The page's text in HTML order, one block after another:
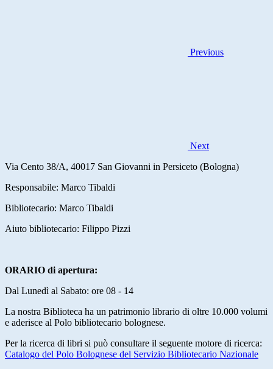
Previous
Next
Via Cento 38/A, 40017 San Giovanni in Persiceto (Bologna)
Responsabile: Marco Tibaldi
Bibliotecario: Marco Tibaldi
Aiuto bibliotecario: Filippo Pizzi
ORARIO di apertura:
Dal Lunedì al Sabato: ore 08 - 14
La nostra Biblioteca ha un patrimonio librario di oltre 10.000 volumi
e aderisce al Polo bibliotecario bolognese.
Per la ricerca di libri si può consultare il seguente motore di ricerca:
Catalogo del Polo Bolognese del Servizio Bibliotecario Nazionale